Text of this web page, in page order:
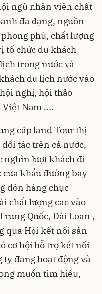
ngũ nhân viên chất
đa dạng, nguồn
phú, chất lượng
tổ chức du khách
trong nước và
du lịch nước vào
nghị, hội thảo
Nam ....
cấp land Tour thị
tác trên cả nước,
nghìn lượt khách đi
cửa khẩu đường bay
đón hàng chục
chất lượng cao vào
Quốc, Đài Loan ,
qua Hội kết nối sản
cơ hội hỗ trợ kết nối
ty đang hoạt động và
muốn tìm hiểu,